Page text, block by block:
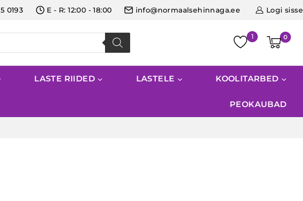
0193 E - R: 12:00 - 18:00 info@normaalsehinnaga.ee Logi sisse
0
LASTE RIIDED LASTELE KOOLITARBED
PEOKAUBAD